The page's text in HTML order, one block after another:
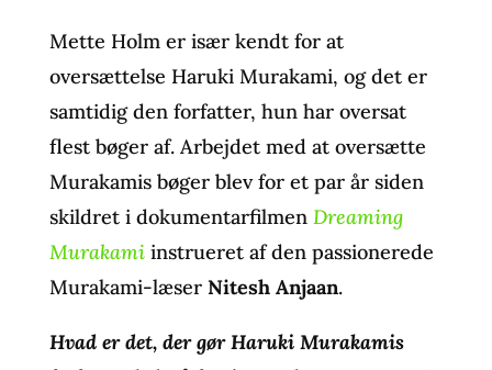
Mette Holm er især kendt for at
oversættelse Haruki Murakami, og det er
samtidig den forfatter, hun har oversat
flest bøger af. Arbejdet med at oversætte
Murakamis bøger blev for et par år siden
skildret i dokumentarfilmen Dreaming
Murakamiinstrueret af den passionerede
Murakami-læser Nitesh Anjaan.
Hvad er det, der gør Haruki Murakamis